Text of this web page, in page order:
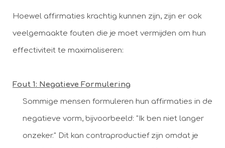
Hoewel affirmaties krachtig kunnen zijn, zijn er ook
veelgemaakte fouten die je moet vermijden om hun
effectiviteit te maximaliseren:
Fout 1: Negatieve Formulering
Sommige mensen formuleren hun affirmaties in de
negatieve vorm, bijvoorbeeld: "Ik ben niet langer
onzeker." Dit kan contraproductief zijn omdat je